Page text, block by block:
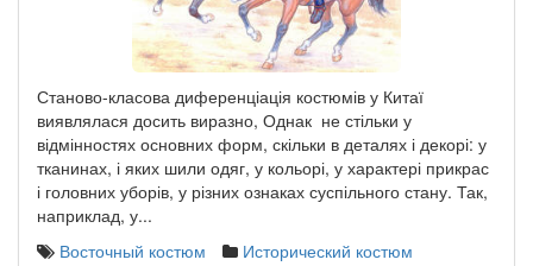
Станово-класова диференціація костюмів у Китаї
виявлялася досить виразно, Однак не стільки у
відмінностях основних форм, скільки в деталях і декорі: у
тканинах, і яких шили одяг, у кольорі, у характері прикрас
і головних уборів, у різних ознаках суспільного стану. Так,
наприклад, у...
Восточный костюм
Исторический костюм